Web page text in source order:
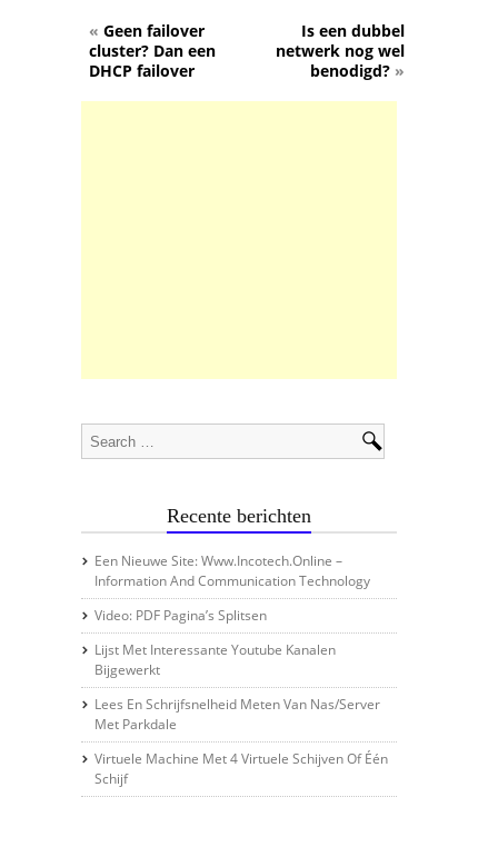
« Geen failover
cluster? Dan een
DHCP failover
Is een dubbel
netwerk nog wel
benodigd? »
Recente berichten
Een Nieuwe Site: Www.incotech.online –
Information And Communication Technology
Video: PDF Pagina’s Splitsen
Lijst Met Interessante Youtube Kanalen
Bijgewerkt
Lees En Schrijfsnelheid Meten Van Nas/server
Met Parkdale
Virtuele Machine Met 4 Virtuele Schijven Of Één
Schijf